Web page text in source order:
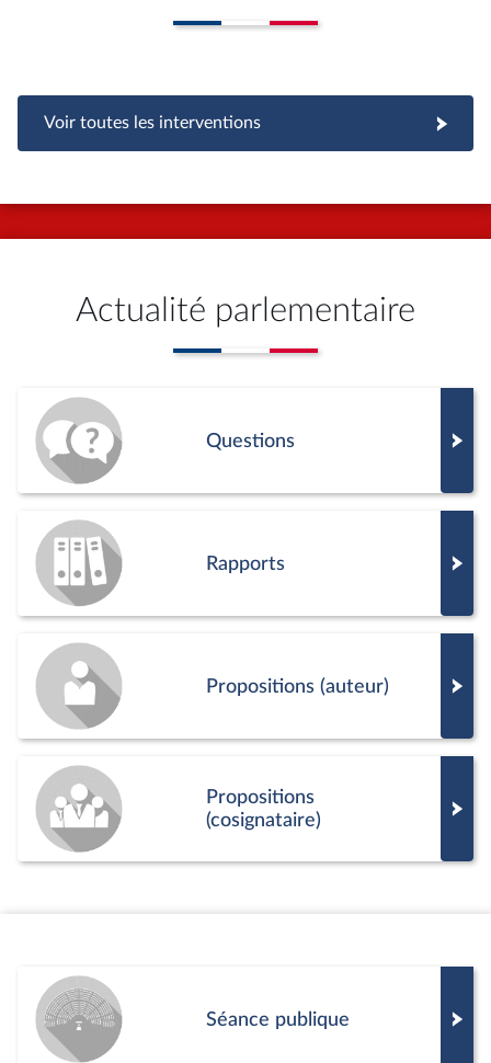
Voir toutes les interventions
Actualité parlementaire
Questions
Rapports
Propositions (auteur)
Propositions
(cosignataire)
Séance publique